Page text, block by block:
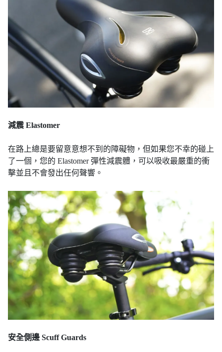
減震 Elastomer
在路上總是要留意意想不到的障礙物，但如果您不幸的碰上
了一個，您的 Elastomer 彈性減震體，可以吸收最嚴重的衝
擊並且不會發出任何聲響。
安全側邊 Scuff Guards